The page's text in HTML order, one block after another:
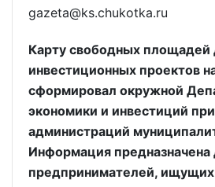
gazeta@ks.chukotka.ru
Карту свободных площадей
инвестиционных проектов
сформировал окружной
экономики и инвестиций
администраций
Информация предназначена
предпринимателей,